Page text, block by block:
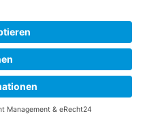
1871 e.V.
|